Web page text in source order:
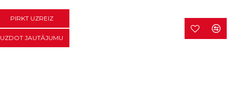
PIRKT UZREIZ
UZDOT JAUTĀJUMU